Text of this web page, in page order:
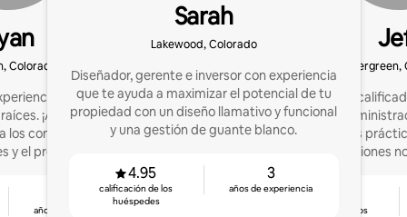
Colorado
en marketing
¡Administrar un
los competidores en
el precio en un 40%!
años de experiencia
Sarah
Lakewood, Colorado
Diseñador, gerente e inversor con experiencia
que te ayuda a maximizar el potencial de tu
propiedad con un diseño llamativo y funcional
y una gestión de guante blanco.
4.95
calificación de los
huéspedes
3
años de experiencia
Anfitrión mejor
allá de la
ofrezco servicios
otros anfitriones
calificación de los